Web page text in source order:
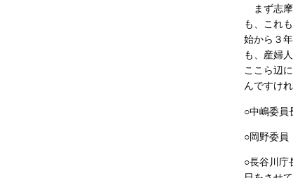
まず志摩
も、これ
始から３
も、産婦
ここら辺
んですけ
○中嶋委員
○岡野委員
○長谷川庁